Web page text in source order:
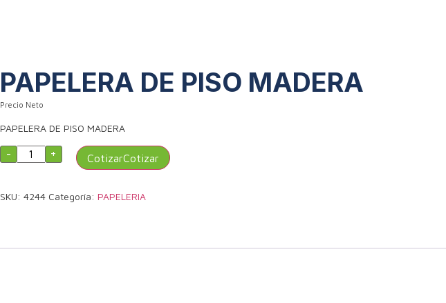
PAPELERA DE PISO MADERA
Precio Neto
PAPELERA DE PISO MADERA
- PAPELERA
DE
+ Cotizar
SKU: 4244 Categoría: PAPELERIA